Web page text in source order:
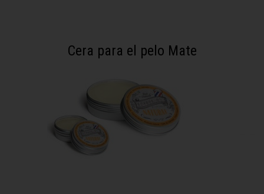
Cera para el pelo Mate